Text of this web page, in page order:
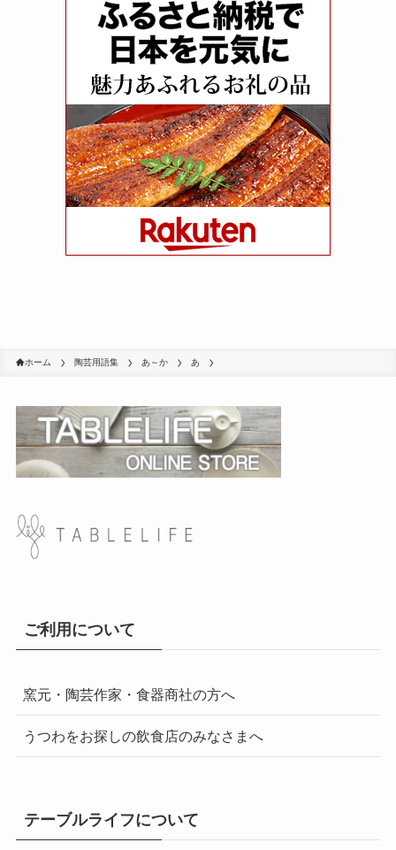
ホーム 陶芸用語集 あ～か あ
ご利用について
窯元・陶芸作家・食器商社の方へ
うつわをお探しの飲食店のみなさまへ
テーブルライフについて